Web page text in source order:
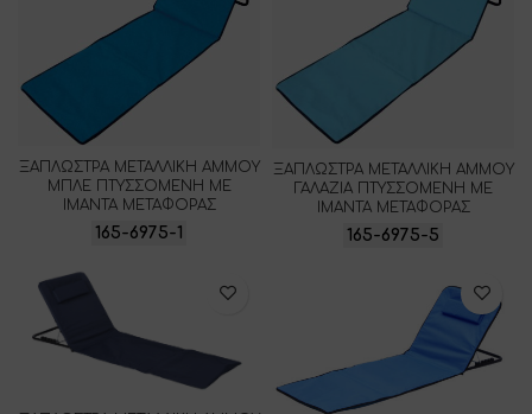
ΞΑΠΛΩΣΤΡΑ ΜΕΤΑΛΛΙΚΗ ΑΜΜΟΥ
ΜΠΛΕ ΠΤΥΣΣΟΜΕΝΗ ΜΕ
ΙΜΑΝΤΑ ΜΕΤΑΦΟΡΑΣ
165-6975-1
ΞΑΠΛΩΣΤΡΑ ΜΕΤΑΛΛΙΚΗ ΑΜΜΟΥ
ΓΑΛΑΖΙΑ ΠΤΥΣΣΟΜΕΝΗ ΜΕ
ΙΜΑΝΤΑ ΜΕΤΑΦΟΡΑΣ
165-6975-5